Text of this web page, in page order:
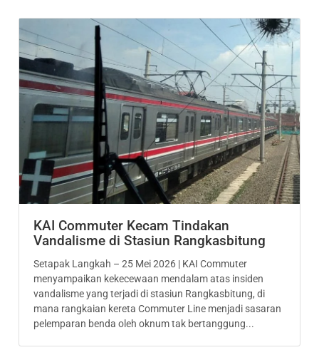
KAI Commuter Kecam Tindakan
Vandalisme di Stasiun Rangkasbitung
Setapak Langkah – 25 Mei 2026 | KAI Commuter
menyampaikan kekecewaan mendalam atas insiden
vandalisme yang terjadi di stasiun Rangkasbitung, di
mana rangkaian kereta Commuter Line menjadi sasaran
pelemparan benda oleh oknum tak bertanggung...